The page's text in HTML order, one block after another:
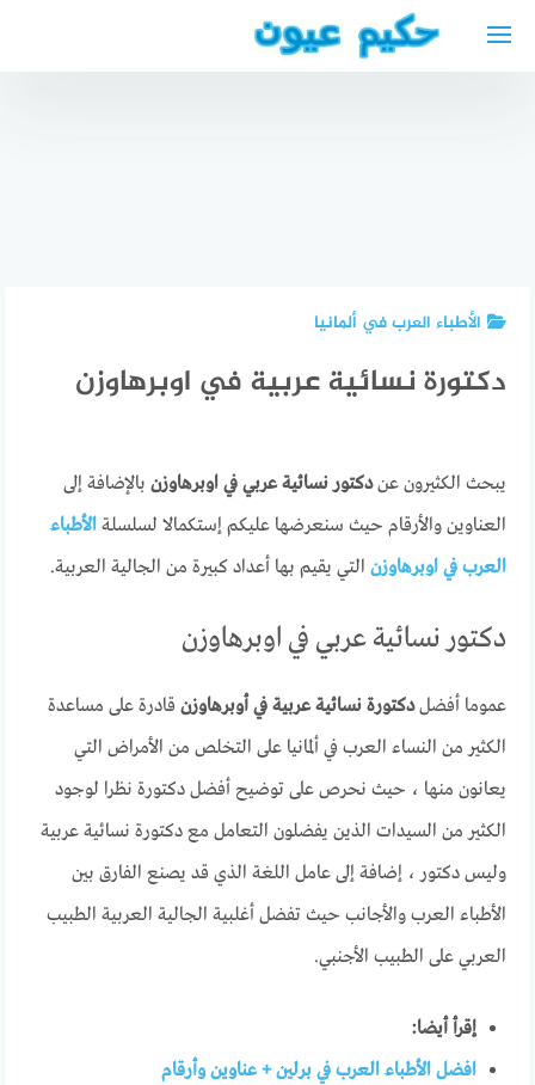
الأطباء العرب في ألمانيا
دكتورة نسائية عربية في اوبرهاوزن
يبحث الكثيرون عندكتور نسائية عربي في اوبرهاوزن بالإضافة إلى
العناوين والأرقام حيث سنعرضها عليكم إستكمالا لسلسلةالأطباء
العرب في اوبرهاوزن التي يقيم بها أعداد كبيرة من الجالية العربية.
دكتور نسائية عربي في اوبرهاوزن
عموما أفضلدكتورة نسائية عربية في أوبرهاوزن قادرة على مساعدة
الكثير من النساء العرب في ألمانيا على التخلص من الأمراض التي
يعانون منها ، حيث نحرص على توضيح أفضل دكتورة نظرا لوجود
الكثير من السيدات الذين يفضلون التعامل مع دكتورة نسائية عربية
وليس دكتور ، إضافة إلى عامل اللغة الذي قد يصنع الفارق بين
الأطباء العرب والأجانب حيث تفضل أغلبية الجالية العربية الطبيب
العربي على الطبيب الأجنبي.
إقرأ أيضا:
افضل الأطباء العرب في برلين + عناوين وأرقام